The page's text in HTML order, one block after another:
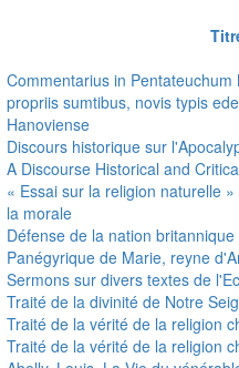
Commentarius in
propriis sumtibus, novis typis
Hanoviense
Discours historique sur
A Discourse Historical and
« Essai sur la religion naturelle
la morale
Défense de la nation britannique
Panégyrique de Marie, reyne
Sermons sur divers textes de
Traité de la divinité de Notre
Traité de la vérité de la religion
Traité de la vérité de la religion